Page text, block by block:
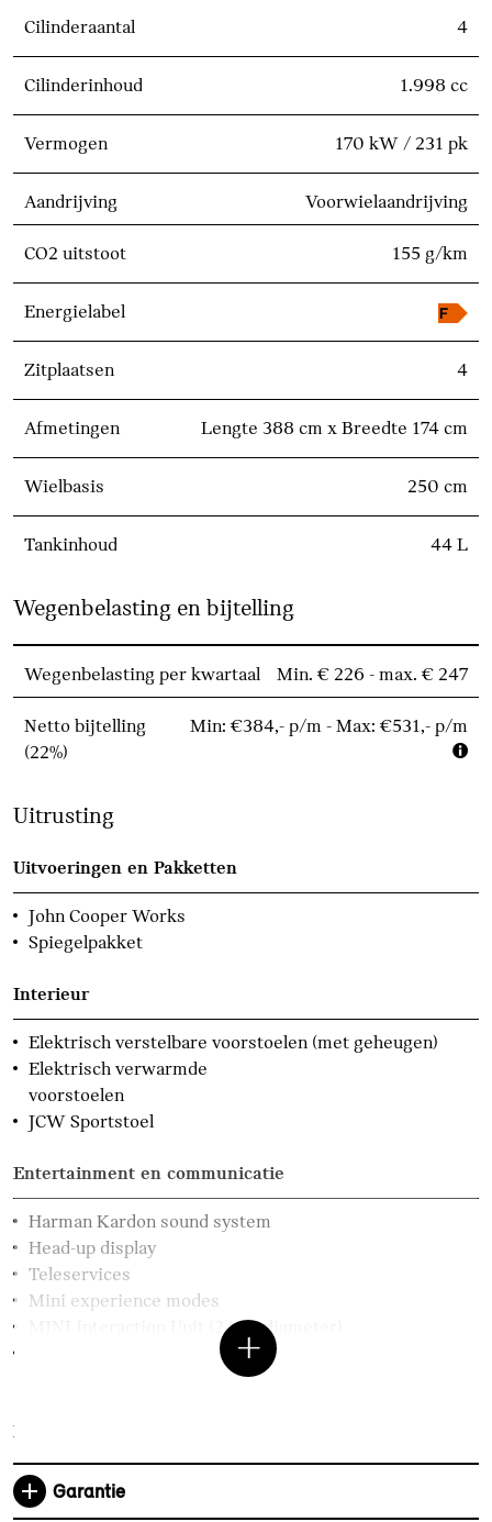
Cilinderaantal 4
Cilinderinhoud 1.998 cc
Vermogen 170 kW / 231 pk
Aandrijving Voorwielaandrijving
CO2 uitstoot 155 g/km
Energielabel
Zitplaatsen 4
Afmetingen Lengte 388 cm x Breedte 174 cm
Wielbasis 250 cm
Tankinhoud 44 L
Wegenbelasting en bijtelling
Wegenbelasting per kwartaal Min. € 226 - max. € 247
Netto bijtelling
(22%)
Min: €384,- p/m - Max: €531,- p/m
Uitrusting
Uitvoeringen en Pakketten
John Cooper Works
Spiegelpakket
Interieur
Elektrisch verstelbare voorstoelen (met geheugen)
Elektrisch verwarmde
voorstoelen
JCW Sportstoel
Entertainment en communicatie
Harman Kardon sound system
Head-up display
Teleservices
Mini experience modes
MINI Interaction Unit (24cm diameter)
Exterieur
17" John Cooper Works Sprint Spoke black
Windscherm
Garantie